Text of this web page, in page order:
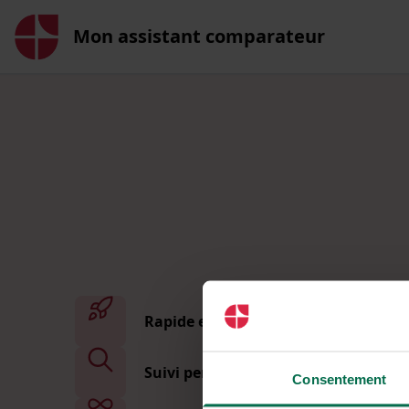
Consentement
Mon assistant comparateur
Rapide et sans démarche
Suivi personnalisé